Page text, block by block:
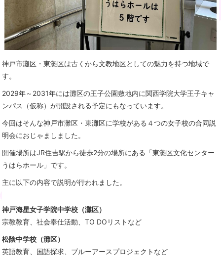
神戸市灘区・東灘区は古くから文教地区としての魅力を持つ地域で
す。
2029年～2031年には灘区の王子公園敷地内に関西学院大学王子キャ
ンパス（仮称）が開設される予定にもなっています。
今回はそんな神戸市灘区・東灘区に学校がある４つの女子校の合同説
明会におじゃましました。
開催場所はJR住吉駅から徒歩2分の場所にある「東灘区文化センター
うはらホール」です。
主に以下の内容で説明が行われました。
神戸海星女子学院中学校（灘区）
宗教教育、社会奉仕活動、TO DOリストなど
松陰中学校（灘区）
英語教育、国語探求、ブルーアースプロジェクトなど